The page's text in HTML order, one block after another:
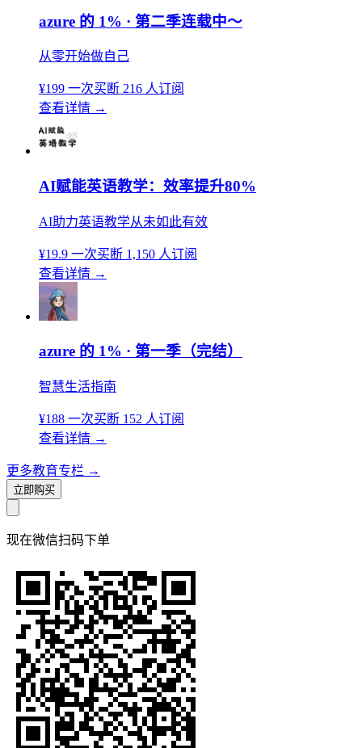
azure 的 1% · 第二季连载中～
从零开始做自己
¥199 一次买断 216 人订阅
查看详情 →
AI赋能英语教学：效率提升80%
AI助力英语教学从未如此有效
¥19.9 一次买断 1,150 人订阅
查看详情 →
azure 的 1% · 第一季（完结）
智慧生活指南
¥188 一次买断 152 人订阅
查看详情 →
更多教育专栏 →
立即购买
现在微信扫码下单